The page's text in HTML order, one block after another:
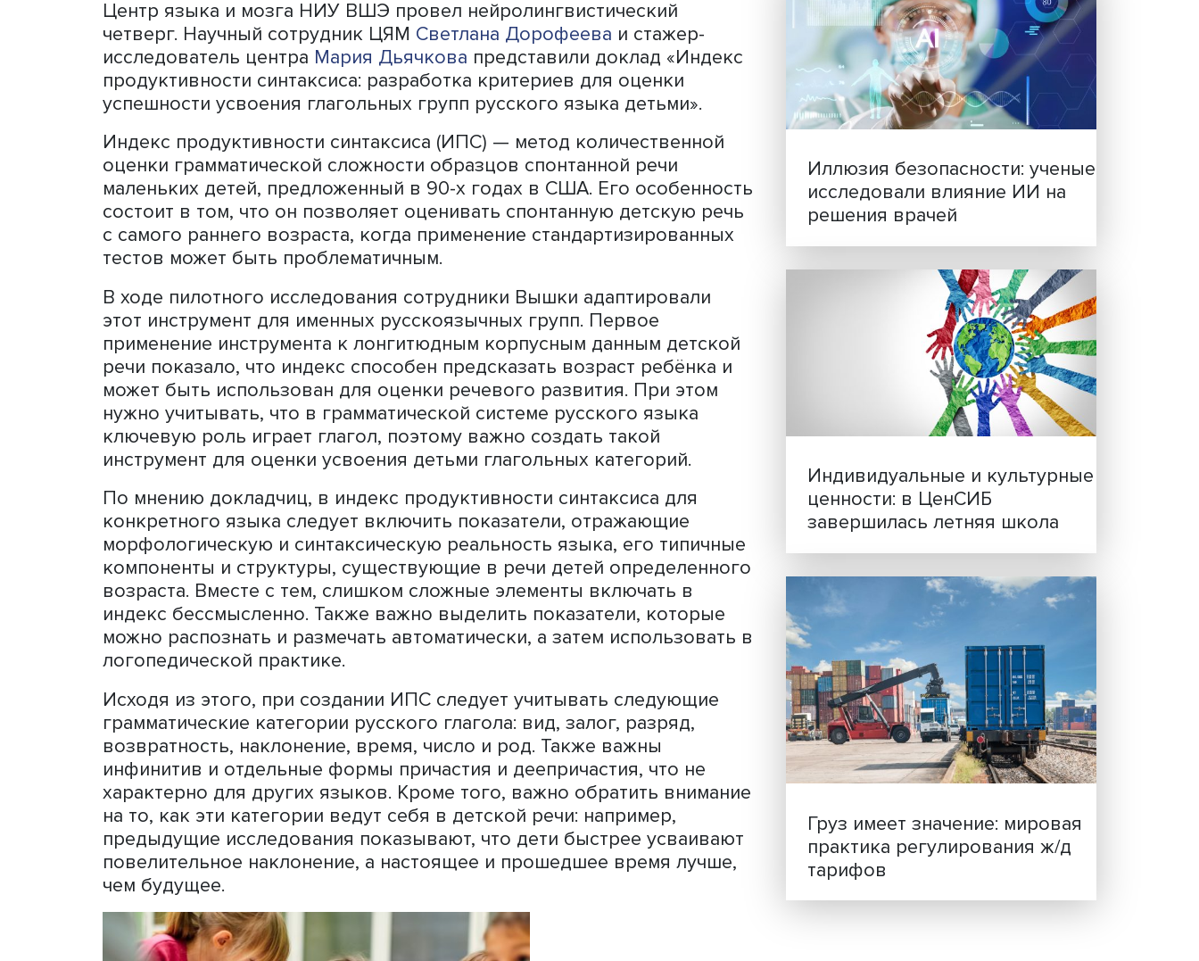
Сотрудники Центра языка и мозга НИУ ВШЭ работают над созданием
инструмента, который позволит оценивать усвоение и использование
языка самыми маленькими русскоязычными детьми. Индекс
продуктивности синтаксиса учитывает морфологическую и
синтаксическую реальность языка, его типичные черты и особенности
детской речи.
Центр языка и мозга НИУ ВШЭ провел нейролингвистический
четверг. Научный сотрудник ЦЯМСветлана Дорофееваи стажер-
исследователь центраМария Дьячкова представили доклад «Индекс
успешности усвоения глагольных групп русского языка детьми».
Индекс продуктивности синтаксиса (ИПС) — метод количественной
оценки грамматической сложности образцов спонтанной речи
маленьких детей, предложенный в 90-х годах в США. Его особенность
состоит в том, что он позволяет оценивать спонтанную детскую речь
с самого раннего возраста, когда применение стандартизированных
В ходе пилотного исследования сотрудники Вышки адаптировали
этот инструмент для именных русскоязычных групп. Первое
применение инструмента к лонгитюдным корпусным данным детской
речи показало, что индекс способен предсказать возраст ребёнка и
может быть использован для оценки речевого развития. При этом
нужно учитывать, что в грамматической системе русского языка
ключевую роль играет глагол, поэтому важно создать такой
инструмент для оценки усвоения детьми глагольных категорий.
По мнению докладчиц, в индекс продуктивности синтаксиса для
конкретного языка следует включить показатели, отражающие
морфологическую и синтаксическую реальность языка, его типичные
компоненты и структуры, существующие в речи детей определенного
возраста. Вместе с тем, слишком сложные элементы включать в
индекс бессмысленно. Также важно выделить показатели, которые
можно распознать и размечать автоматически, а затем использовать в
логопедической практике.
Новые инвестиции:
семей становится частью
бизнес-стратегий
Иллюзия безопасности:
исследовали влияние
решения врачей
Индивидуальные и
ценности: в ЦенСИБ
завершилась летняя